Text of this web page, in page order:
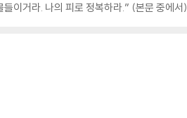
이거라. 나의 피로 정복하라.” (본문 중에서)